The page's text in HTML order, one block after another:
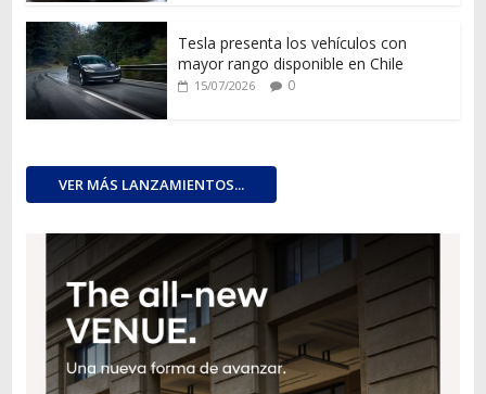
Tesla presenta los vehículos con
mayor rango disponible en Chile
15/07/2026 0
VER MÁS LANZAMIENTOS...